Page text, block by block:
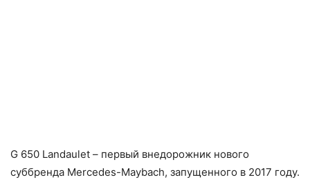
G 650 Landaulet – первый внедорожник нового
суббренда Mercedes-Maybach, запущенного в 2017 году.